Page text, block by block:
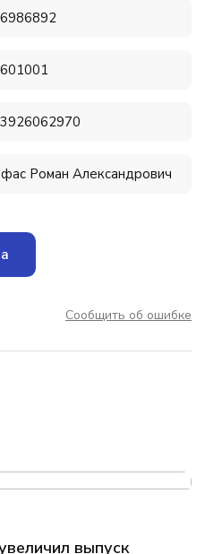
Роман Александрович
Сообщить об ошибке
выпуск